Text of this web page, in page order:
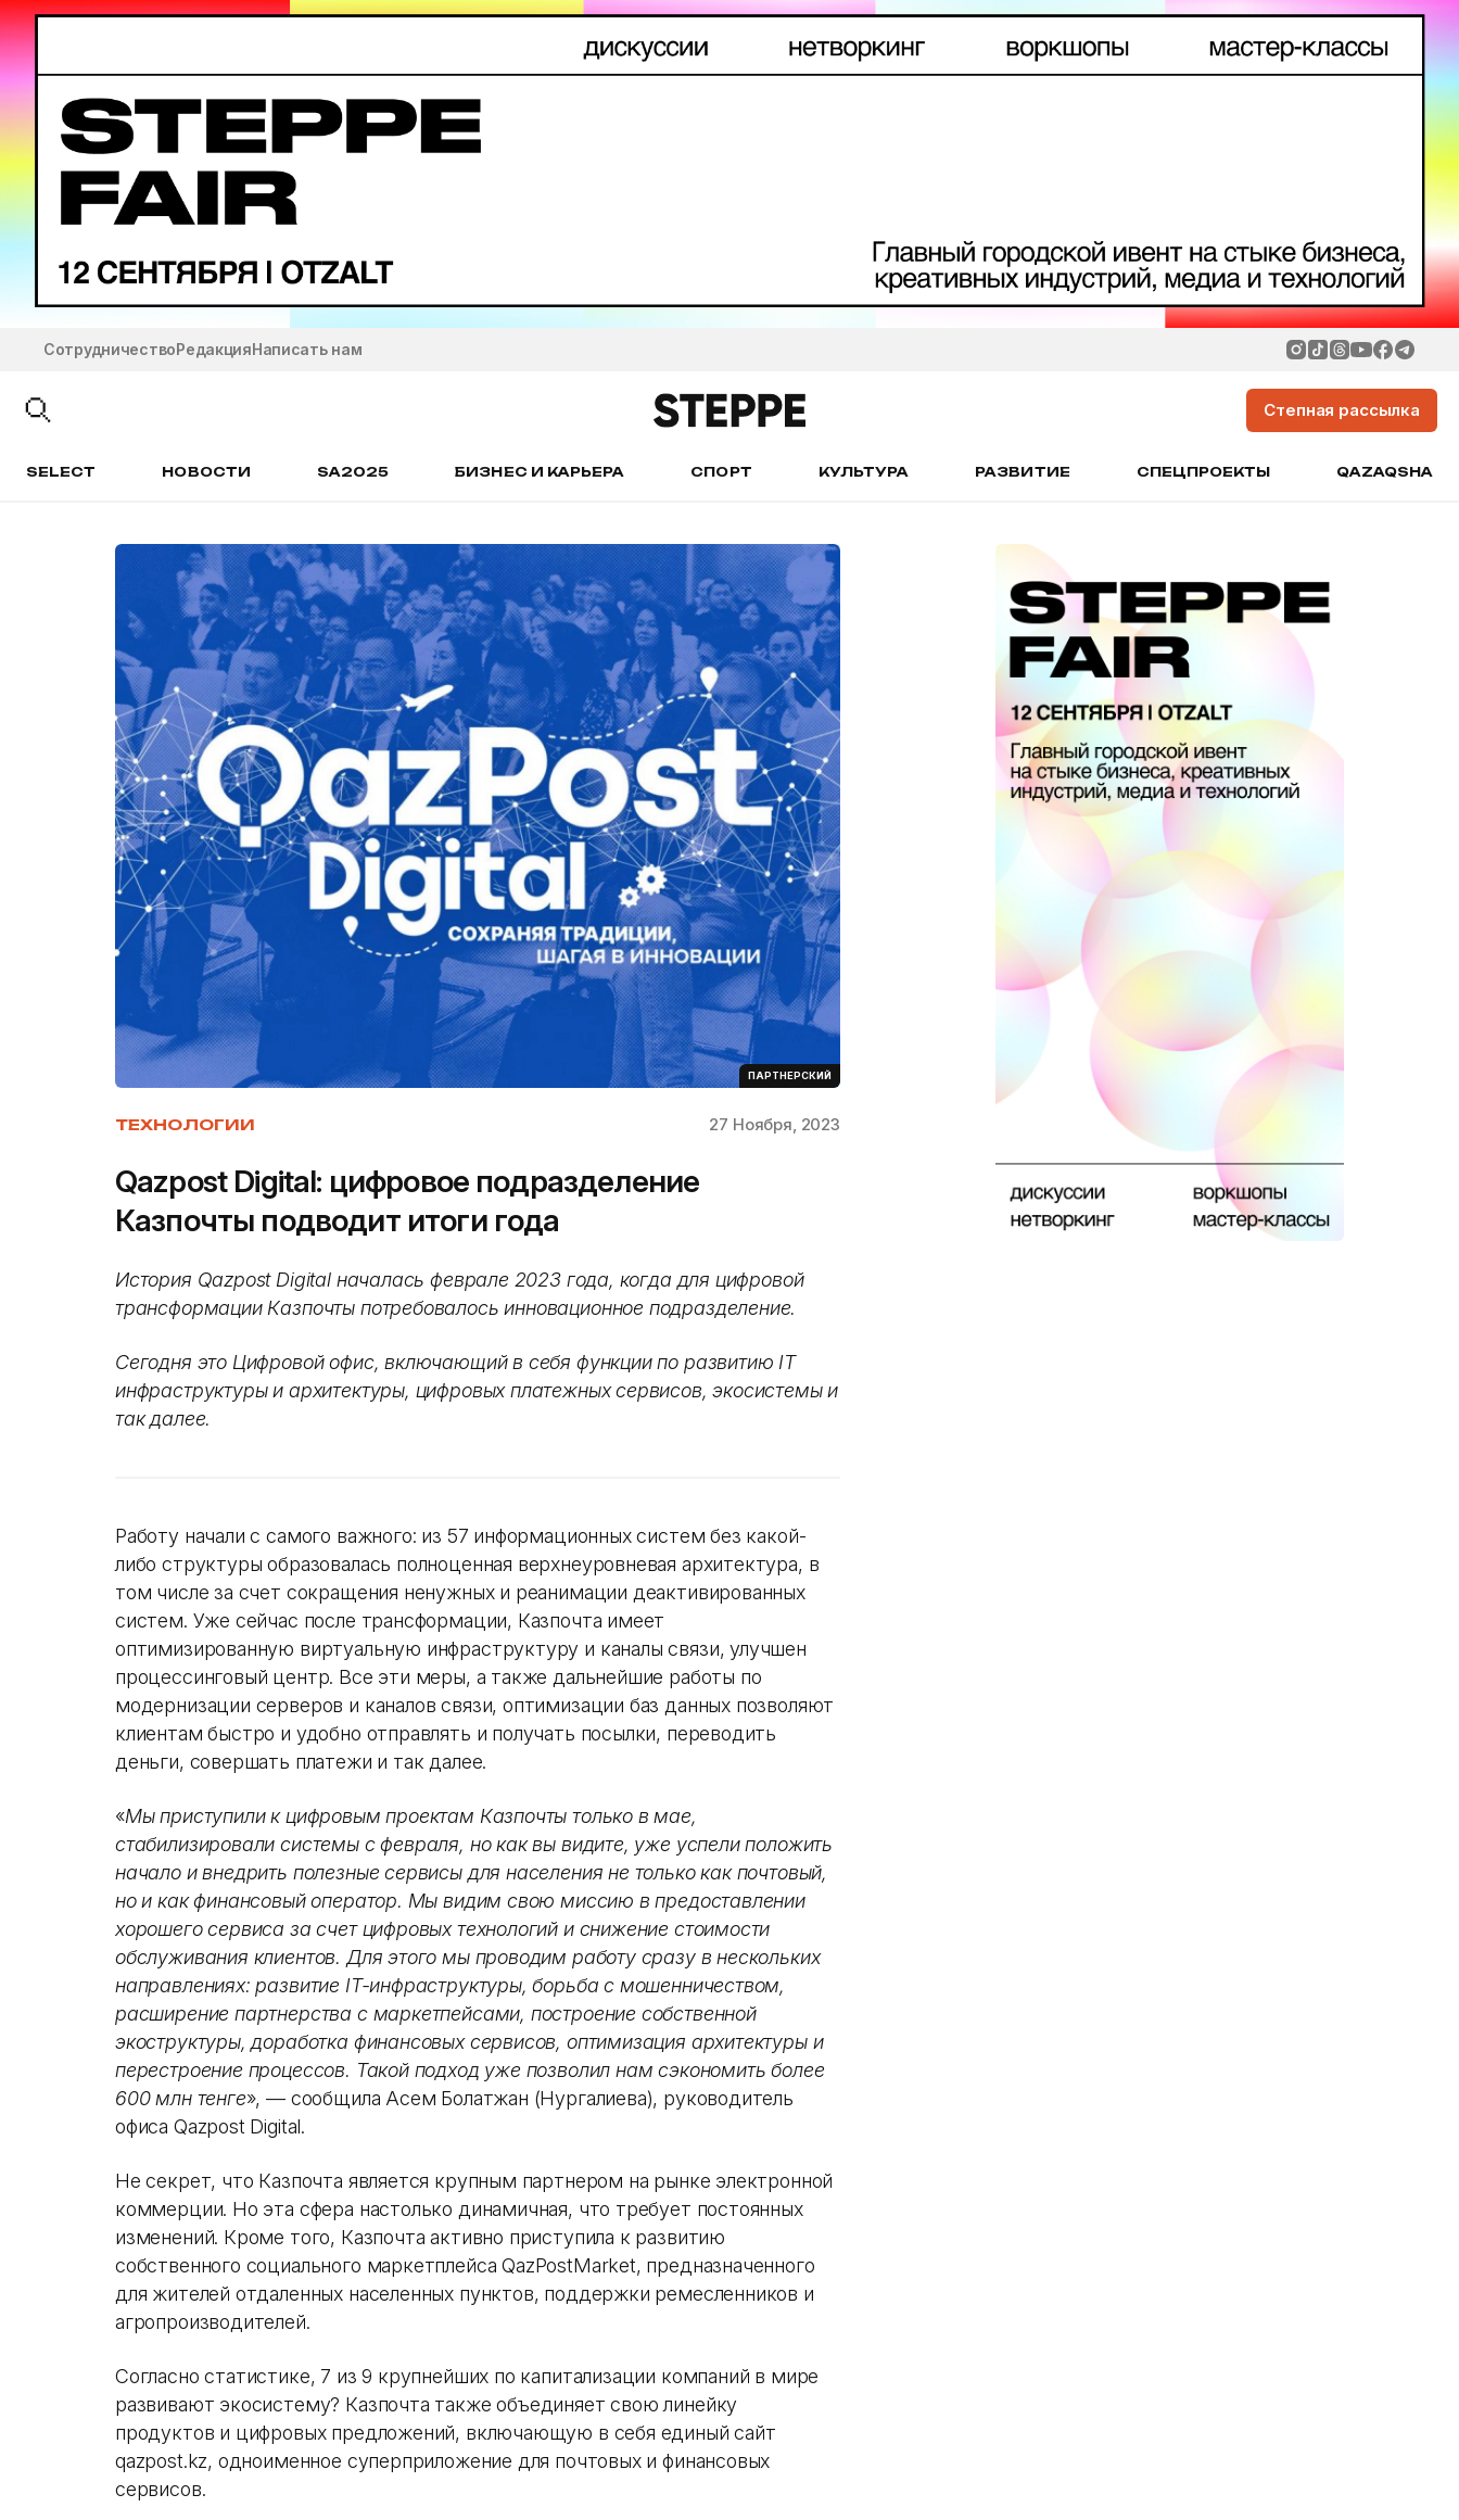
СотрудничествоРедакцияНаписать нам
Степная рассылка
SELECT НОВОСТИ SA2025 БИЗНЕС И КАРЬЕРА СПОРТ КУЛЬТУРА РАЗВИТИЕ СПЕЦПРОЕКТЫ QAZAQSHA
ПАРТНЕРСКИЙ
ТЕХНОЛОГИИ 27 Ноября, 2023
Qazpost Digital: цифровое подразделение
Казпочты подводит итоги года
История Qazpost Digital началась феврале 2023 года, когда для цифровой
трансформации Казпочты потребовалось инновационное подразделение.
Сегодня это Цифровой офис, включающий в себя функции по развитию IT
инфраструктуры и архитектуры, цифровых платежных сервисов, экосистемы и
так далее.
Работу начали с самого важного: из 57 информационных систем без какой-
либо структуры образовалась полноценная верхнеуровневая архитектура, в
том числе за счет сокращения ненужных и реанимации деактивированных
систем. Уже сейчас после трансформации, Казпочта имеет
оптимизированную виртуальную инфраструктуру и каналы связи, улучшен
процессинговый центр. Все эти меры, а также дальнейшие работы по
модернизации серверов и каналов связи, оптимизации баз данных позволяют
клиентам быстро и удобно отправлять и получать посылки, переводить
деньги, совершать платежи и так далее.
«Мы приступили к цифровым проектам Казпочты только в мае,
стабилизировали системы с февраля, но как вы видите, уже успели положить
начало и внедрить полезные сервисы для населения не только как почтовый,
но и как финансовый оператор. Мы видим свою миссию в предоставлении
хорошего сервиса за счет цифровых технологий и снижение стоимости
обслуживания клиентов. Для этого мы проводим работу сразу в нескольких
направлениях: развитие IT-инфраструктуры, борьба с мошенничеством,
расширение партнерства с маркетпейсами, построение собственной
экоструктуры, доработка финансовых сервисов, оптимизация архитектуры и
перестроение процессов. Такой подход уже позволил нам сэкономить более
600 млн тенге», — сообщила Асем Болатжан (Нургалиева), руководитель
офиса Qazpost Digital.
Не секрет, что Казпочта является крупным партнером на рынке электронной
коммерции. Но эта сфера настолько динамичная, что требует постоянных
изменений. Кроме того, Казпочта активно приступила к развитию
собственного социального маркетплейса QazPostMarket, предназначенного
для жителей отдаленных населенных пунктов, поддержки ремесленников и
агропроизводителей.
Согласно статистике, 7 из 9 крупнейших по капитализации компаний в мире
развивают экосистему? Казпочта также объединяет свою линейку
продуктов и цифровых предложений, включающую в себя единый сайт
qazpost.kz, одноименное суперприложение для почтовых и финансовых
сервисов.